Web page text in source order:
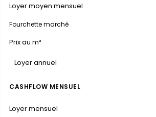
Loyer moyen mensuel
Fourchette marché
Prix au m²
Loyer annuel
CASHFLOW MENSUEL
Loyer mensuel